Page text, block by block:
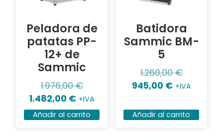
Peladora de
patatas PP-
12+ de
Sammic
1.976,00€
1.482,00 € +IVA
Añadir al carrito
Batidora
Sammic BM-
5
1.260,00€
945,00 € +IVA
Añadir al carrito